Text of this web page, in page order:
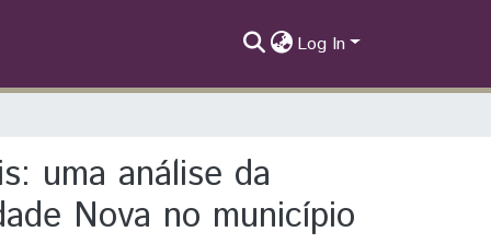
Log In
uma análise da
Nova no município